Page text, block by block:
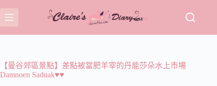
至
主
容【曼谷郊區景點】差點被當肥羊宰的丹能莎朵水上市場
Damnoen Saduak♥♥